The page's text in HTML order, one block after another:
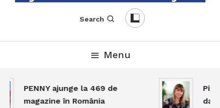
Search
Menu
PENNY ajunge la 469 de
magazine în România
dar